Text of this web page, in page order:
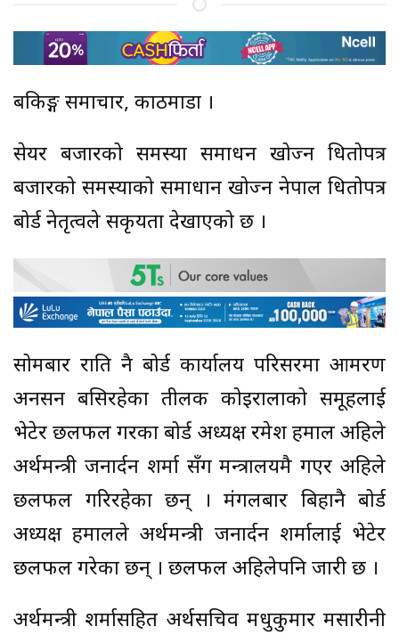
बैंकिङ्ग समाचार, काठमाडौं ।
सेयर बजारको समस्या समाधन खोज्न धितोपत्र
बजारको समस्याको समाधान खोज्न नेपाल धितोपत्र
बोर्ड नेतृत्वले सकृयता देखाएको छ ।
सोमबार राति नै बोर्ड कार्यालय परिसरमा आमरण
अनसन बसिरहेका तीलक कोइरालाको समूहलाई
भेटेर छलफल गरका बोर्ड अध्यक्ष रमेश हमाल अहिले
अर्थमन्त्री जनार्दन शर्मा सँग मन्त्रालयमै गएर अहिले
छलफल गरिरहेका छन् । मंगलबार बिहानै बोर्ड
अध्यक्ष हमालले अर्थमन्त्री जनार्दन शर्मालाई भेटेर
छलफल गरेका छन् । छलफल अहिलेपनि जारी छ ।
अर्थमन्त्री शर्मासहित अर्थसचिव मधुकुमार मसारीनी